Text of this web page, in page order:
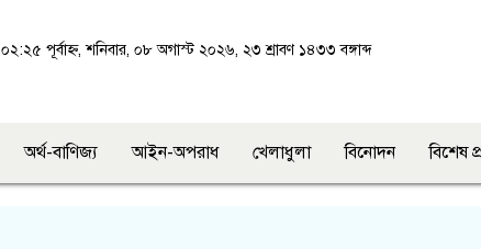
০২:২৫ পূর্বাহ্ন, শনিবার, ০৮ অগাস্ট ২০২৬, ২৩ শ্রাবণ ১৪৩৩ বঙ্গাব্দ
অর্থ-বাণিজ্য আইন-অপরাধ খেলাধুলা বিনোদন বিশেষ